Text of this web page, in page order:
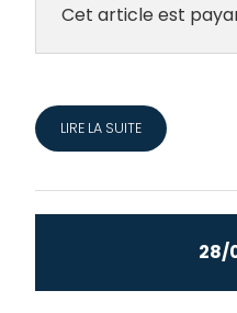
Cet article est
LIRE LA SUITE
28/